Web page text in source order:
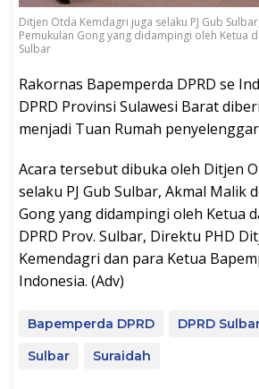
Ditjen Otda Kemdagri juga selaku PJ Gub
Pemukulan Gong yang didampingi oleh Ketua
Sulbar
Rakornas Bapemperda DPRD se
DPRD Provinsi Sulawesi Barat
menjadi Tuan Rumah
Acara tersebut dibuka oleh Ditjen
selaku PJ Gub Sulbar, Akmal Malik
Gong yang didampingi oleh Ketua
DPRD Prov. Sulbar, Direktu PHD
Kemendagri dan para Ketua
Indonesia. (Adv)
Bapemperda DPRD DPRD
Sulbar
Suraidah